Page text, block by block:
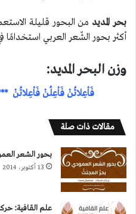
بحر المديد من البحور قليلة
أكثر بحور الشّعر العربي استخدامًا
وزن البحر المديد:
فَاْعِلاتُنْ فَاْعِلُنْ فَاْعِلاتُنْ
مقالات ذات صلة
بحور الشعر
13 أكتوبر، 2014
علم القافية: